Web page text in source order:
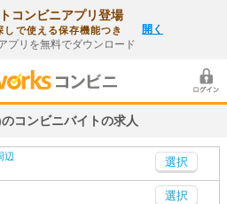
コンビニアプリ登場
しで使える保存機能つき
プリを無料でダウンロード
開く
コンビニバイトの求人
辺
選択